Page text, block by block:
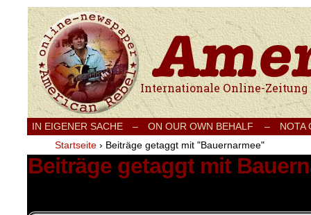
Internationale Onlinezeitung für Frieden,
IN EIGENER SACHE – ON OUR OWN BEHALF –
NOTA
Startseite › Beiträge getaggt mit "Bauernarmee"
Beiträge getaggt mit